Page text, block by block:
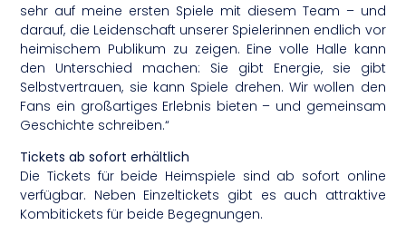
sehr auf meine ersten Spiele mit diesem Team – und
darauf, die Leidenschaft unserer Spielerinnen endlich vor
heimischem Publikum zu zeigen. Eine volle Halle kann
den Unterschied machen: Sie gibt Energie, sie gibt
Selbstvertrauen, sie kann Spiele drehen. Wir wollen den
Fans ein großartiges Erlebnis bieten – und gemeinsam
Geschichte schreiben.“
Tickets ab sofort erhältlich
Die Tickets für beide Heimspiele sind ab sofort online
verfügbar. Neben Einzeltickets gibt es auch attraktive
Kombitickets für beide Begegnungen.